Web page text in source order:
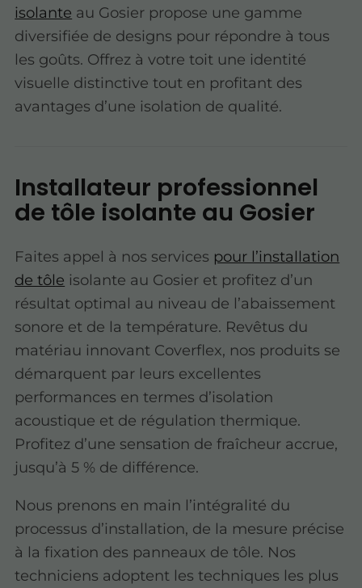
isolante au Gosier propose une gamme
diversifiée de designs pour répondre à tous
les goûts. Offrez à votre toit une identité
visuelle distinctive tout en profitant des
avantages d’une isolation de qualité.
Installateur professionnel
de tôle isolante au Gosier
Faites appel à nos services pour l’installation
de tôle isolante au Gosier et profitez d’un
résultat optimal au niveau de l’abaissement
sonore et de la température. Revêtus du
matériau innovant Coverflex, nos produits se
démarquent par leurs excellentes
performances en termes d’isolation
acoustique et de régulation thermique.
Profitez d’une sensation de fraîcheur accrue,
jusqu’à 5 % de différence.
Nous prenons en main l’intégralité du
processus d’installation, de la mesure précise
à la fixation des panneaux de tôle. Nos
techniciens adoptent les techniques les plus